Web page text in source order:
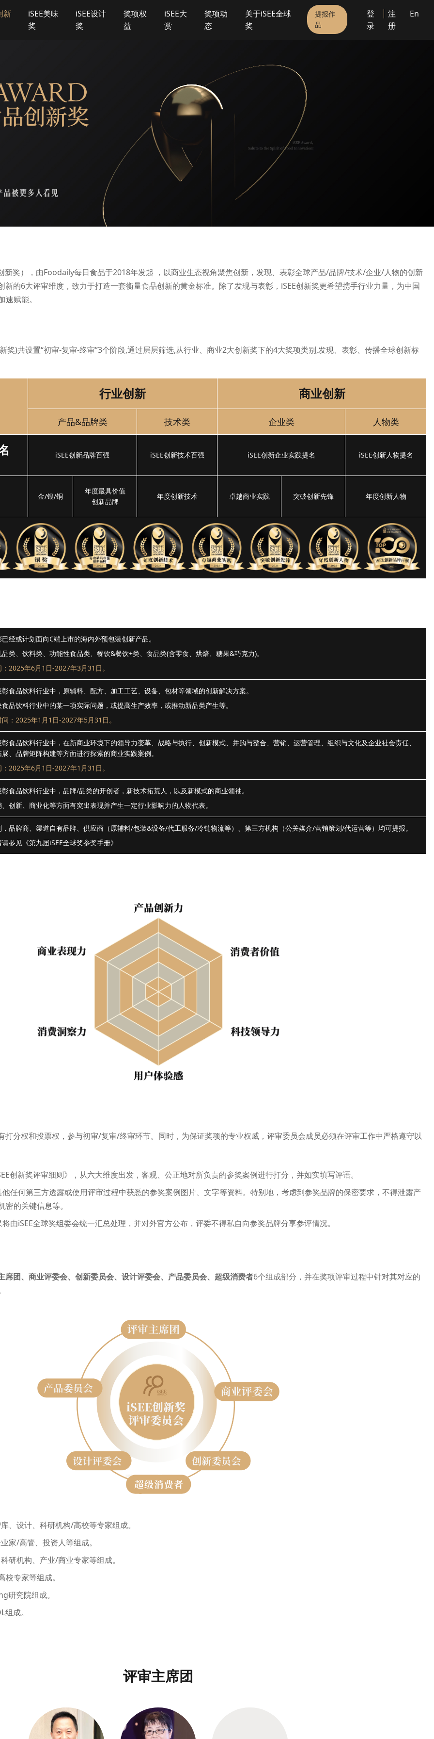
新
iSEE美味
奖
iSEE设计
奖
奖项权
益
iSEE大
赏
奖项动
态
关于iSEE全球
奖
提报作
品
登
录
注
册
En
新奖），由Foodaily每日食品于2018年发起 ，以商业生态视角聚焦创新，发现、表彰全球产品/品牌/技术/企业/人物的创新
新的6大评审维度，致力于打造一套衡量食品创新的黄金标准。除了发现与表彰，iSEE创新奖更希望携手行业力量，为中国
赋能。
奖)共设置“初审-复审-终审”3个阶段,通过层层筛选,从行业、商业2大创新奖下的4大奖项类别,发现、表彰、传播全球创新标
行业创新 商业创新
产品&品牌类 技术类 企业类 人物类
iSEE创新品牌百强 iSEE创新技术百强 iSEE创新企业实践提名 iSEE创新人物提名
金/银/铜
年度最具价值
创新品牌
年度创新技术 卓越商业实践 突破创新先锋 年度创新人物
经或计划面向C端上市的海内外预包装创新产品。
类、饮料类、功能性食品类、餐饮&餐饮+类、食品类(含零食、烘焙、糖果&巧克力)。
2025年6月1日-2027年3月31日。
食品饮料行业中，原辅料、配方、加工工艺、设备、包材等领域的创新解决方案。
品饮料行业中的某一项实际问题，或提高生产效率，或推动新品类产生等。
：2025年1月1日-2027年5月31日。
食品饮料行业中，在新商业环境下的领导力变革、战略与执行、创新模式、并购与整合、营销、运营管理、组织与文化及企业社会责任、
、品牌矩阵构建等方面进行探索的商业实践案例。
2025年6月1日-2027年1月31日。
食品饮料行业中，品牌/品类的开创者，新技术拓荒人，以及新模式的商业领袖。
创新、商业化等方面有突出表现并产生一定行业影响力的人物代表。
品牌商、渠道自有品牌、供应商（原辅料/包装&设备/代工服务/冷链物流等）、第三方机构（公关媒介/营销策划/代运营等）均可提报。
参见《第九届iSEE全球奖参奖手册》
打分权和投票权，参与初审/复审/终审环节。同时，为保证奖项的专业权威，评审委员会成员必须在评审工作中严格遵守以
创新奖评审细则》，从六大维度出发，客观、公正地对所负责的参奖案例进行打分，并如实填写评语。
任何第三方透露或使用评审过程中获悉的参奖案例图片、文字等资料。特别地，考虑到参奖品牌的保密要求，不得泄露产
的关键信息等。
由iSEE全球奖组委会统一汇总处理，并对外官方公布，评委不得私自向参奖品牌分享参评情况。
席团、商业评委会、创新委员会、设计评委会、产品委员会、超级消费者6个组成部分，并在奖项评审过程中针对其对应的
、设计、科研机构/高校等专家组成。
家/高管、投资人等组成。
研机构、产业/商业专家等组成。
专家等组成。
研究院组成。
成。
评审主席团